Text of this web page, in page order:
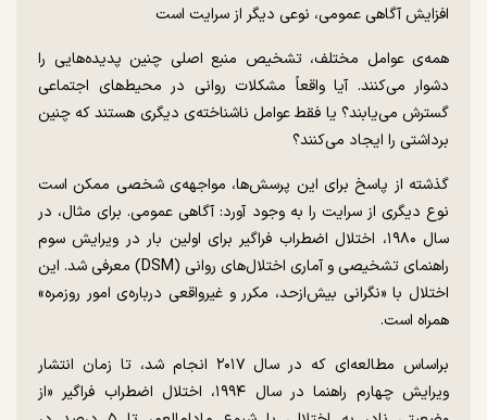
افزایش آگاهی عمومی، نوعی دیگر از سرایت است
همه‌ی عوامل مختلف، تشخیص منبع اصلی چنین پدیده‌هایی را
دشوار می‌کنند. آیا واقعاً مشکلات روانی در محیط‌های اجتماعی
گسترش می‌یابند؟ یا فقط عوامل ناشناخته‌ی دیگری هستند که چنین
برداشتی را ایجاد می‌کنند؟
گذشته از پاسخ برای این پرسش‌ها، مواجهه‌ی شخصی ممکن است
نوع دیگری از سرایت را به وجود آورد: آگاهی عمومی. برای مثال، در
سال ۱۹۸۰، اختلال اضطراب فراگیر برای اولین بار در ویرایش سوم
راهنمای تشخیصی و آماری اختلال‌های روانی (DSM) معرفی شد. این
اختلال با «نگرانی بیش‌از‌حد، مکرر و غیرواقعی درباره‌ی امور روزمره»
همراه است.
براساس مطالعه‌ای که در سال ۲۰۱۷ انجام شد، تا زمان انتشار
ویرایش چهارم راهنما در سال ۱۹۹۴، اختلال اضطراب فراگیر «از